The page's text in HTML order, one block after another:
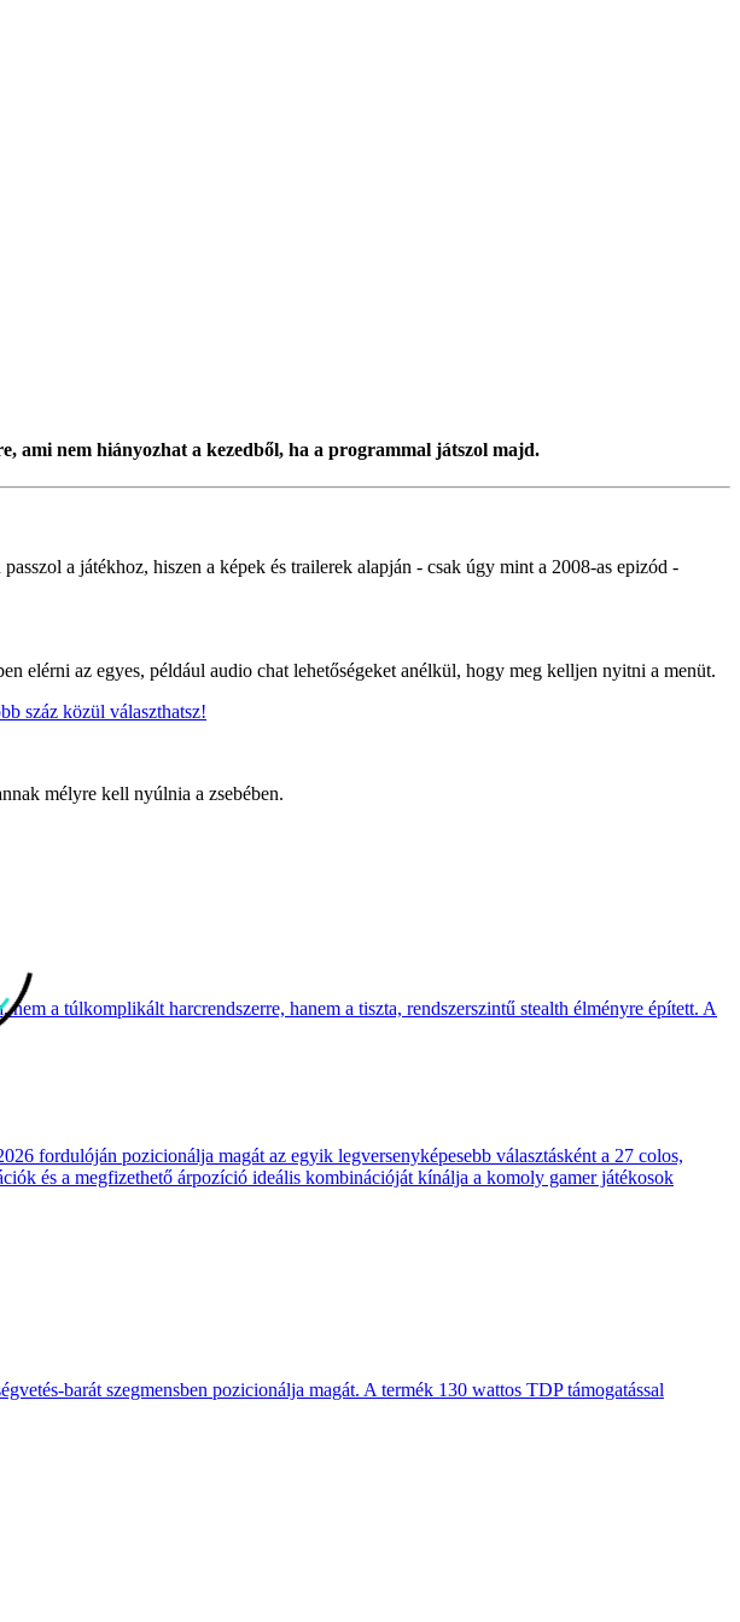
ami nem hiányozhat a kezedből, ha a programmal játszol majd.
a játékhoz, hiszen a képek és trailerek alapján - csak úgy mint a 2008-as epizód -
elérni az egyes, például audio chat lehetőségeket anélkül, hogy meg kelljen nyitni a menüt.
száz közül választhatsz!
mélyre kell nyúlnia a zsebében.
a túlkomplikált harcrendszerre, hanem a tiszta, rendszerszintű stealth élményre épített. A
fordulóján pozicionálja magát az egyik legversenyképesebb választásként a 27 colos,
és a megfizethető árpozíció ideális kombinációját kínálja a komoly gamer játékosok
barát szegmensben pozicionálja magát. A termék 130 wattos TDP támogatással